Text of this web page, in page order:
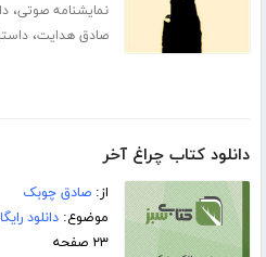
نمایشنامه صوتی،
صادق هدایت،
دانلود کتاب چراغ آخر
از:صادق چوبک
موضوع:دانلود
۲۳ صفحه